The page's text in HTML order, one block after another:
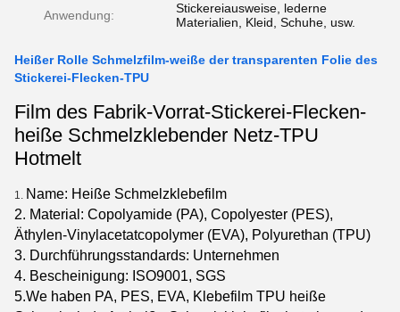
Anwendung:
Stickereiausweise, lederne
Materialien, Kleid, Schuhe, usw.
Heißer Rolle Schmelzfilm-weiße der transparenten Folie des
Stickerei-Flecken-TPU
Film des Fabrik-Vorrat-Stickerei-Flecken-
heiße Schmelzklebender Netz-TPU
Hotmelt
1. Name: Heiße Schmelzklebefilm
2. Material: Copolyamide (PA), Copolyester (PES),
Äthylen-Vinylacetatcopolymer (EVA), Polyurethan (TPU)
3. Durchführungsstandards: Unternehmen
4. Bescheinigung: ISO9001, SGS
5.We haben PA, PES, EVA, Klebefilm TPU heiße